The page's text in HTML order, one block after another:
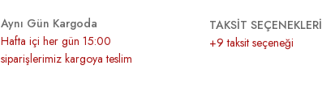
Aynı Gün Kargoda
Hafta içi her gün 15:00
siparişlerimiz kargoya teslim
TAKSİT SEÇENEKLERİ
+9 taksit seçeneği